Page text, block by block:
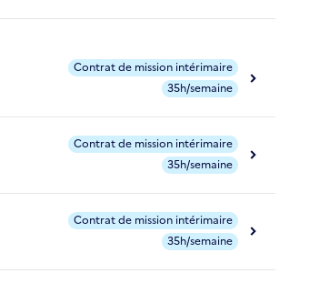
Contrat de mission intérimaire
35h/semaine
Contrat de mission intérimaire
35h/semaine
Contrat de mission intérimaire
35h/semaine